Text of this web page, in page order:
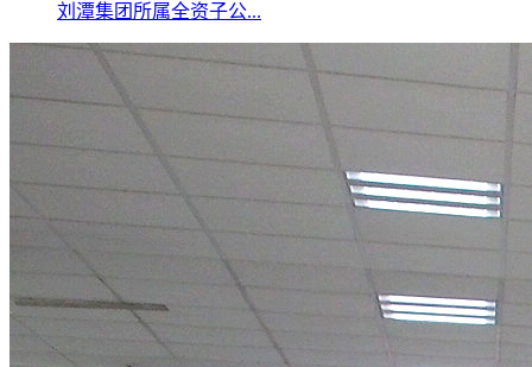
刘潭集团所属全资子公...